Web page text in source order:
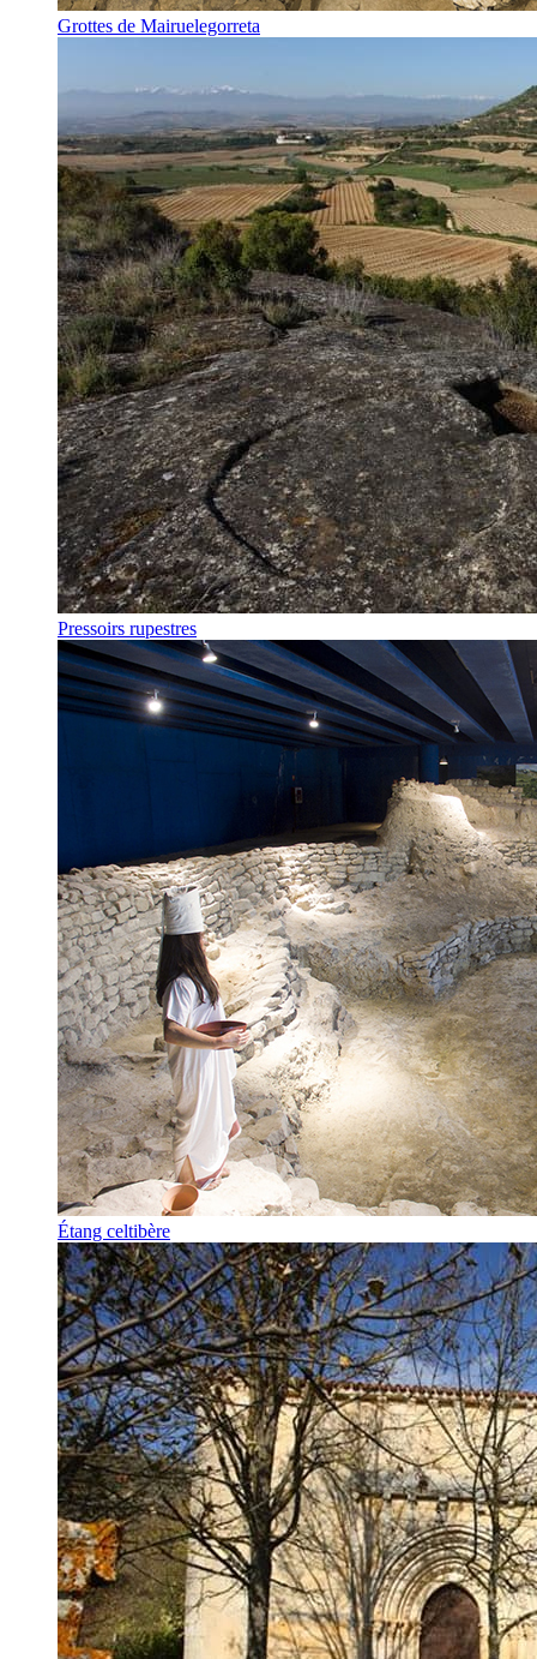
Grottes de Mairuelegorreta
Pressoirs rupestres
Étang celtibère